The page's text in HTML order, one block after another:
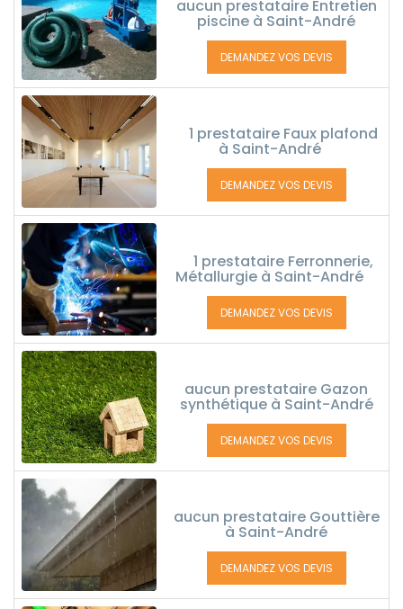
aucun prestataire Entretien
piscine à Saint-André
DEMANDEZ VOS DEVIS
1 prestataire Faux plafond
à Saint-André
DEMANDEZ VOS DEVIS
1 prestataire Ferronnerie,
Métallurgie à Saint-André
DEMANDEZ VOS DEVIS
aucun prestataire Gazon
synthétique à Saint-André
DEMANDEZ VOS DEVIS
aucun prestataire Gouttière
à Saint-André
DEMANDEZ VOS DEVIS